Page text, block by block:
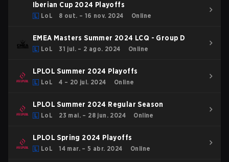
Iberian Cup 2024 Playoffs
LoL 8 out. – 16 nov. 2024 Online
EMEA Masters Summer 2024 LCQ - Group D
LoL 31 jul. – 2 ago. 2024 Online
LPLOL Summer 2024 Playoffs
LoL 4 – 20 jul. 2024 Online
LPLOL Summer 2024 Regular Season
LoL 23 mai. – 28 jun. 2024 Online
LPLOL Spring 2024 Playoffs
LoL 14 mar. – 5 abr. 2024 Online